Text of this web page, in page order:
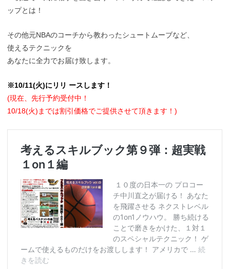
ップとは！
その他元NBAのコーチから教わったシュートムーブなど、
使えるテクニックを
あなたに全力でお届け致します。
※10/11(火)にリリ ースします！
(現在、先行予約受付中！
10/18(火)までは割引価格でご提供させて頂きます！)